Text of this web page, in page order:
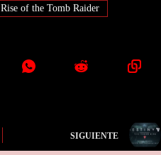
Rise of the Tomb Raider
SIGUIENTE